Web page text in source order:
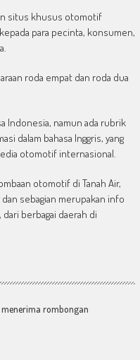
situs khusus otomotif
para pecinta, konsumen,
roda empat dan roda dua
Indonesia, namun ada rubrik
dalam bahasa Inggris, yang
otomotif internasional.
otomotif di Tanah Air,
sebagian merupakan info
berbagai daerah di
rombongan